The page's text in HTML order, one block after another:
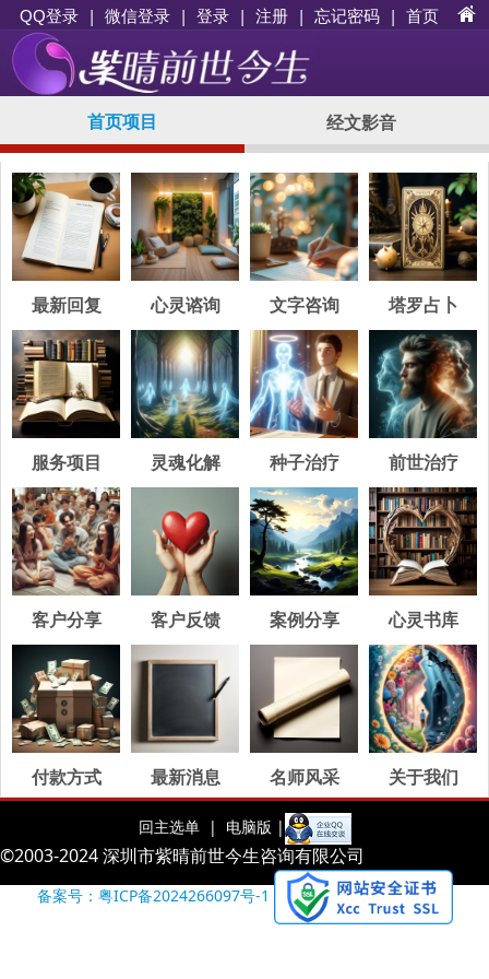
QQ登录 | 微信登录 | 登录 | 注册 | 忘记密码 | 首页
首页项目 经文影音
最新回复 心灵谘询 文字咨询 塔罗占卜
服务项目 灵魂化解 种子治疗 前世治疗
客户分享 客户反馈 案例分享 心灵书库
付款方式 最新消息 名师风采 关于我们
回主选单 | 电脑版 |
©2003-2024 深圳市紫晴前世今生咨询有限公司
备案号：粤ICP备2024266097号-1